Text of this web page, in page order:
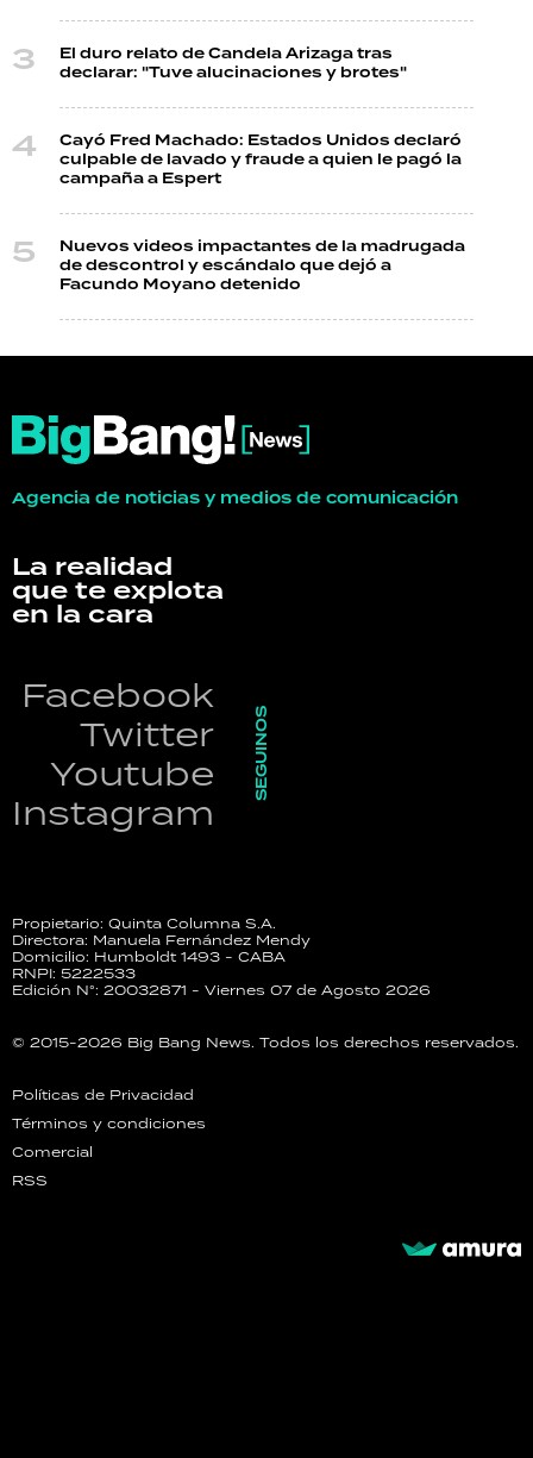
El duro relato de Candela Arizaga tras
declarar: "Tuve alucinaciones y brotes"
Cayó Fred Machado: Estados Unidos declaró
culpable de lavado y fraude a quien le pagó la
campaña a Espert
Nuevos videos impactantes de la madrugada
de descontrol y escándalo que dejó a
Facundo Moyano detenido
Agencia de noticias y medios de comunicación
La realidad
que te explota
en la cara
Facebook
Twitter
Youtube
Instagram
SEGUINOS
Propietario: Quinta Columna S.A.
Directora: Manuela Fernández Mendy
Domicilio: Humboldt 1493 - CABA
RNPI: 5222533
Edición N°: 20032871 - Viernes 07 de Agosto 2026
© 2015-2026 Big Bang News. Todos los derechos reservados.
Políticas de Privacidad
Términos y condiciones
Comercial
RSS